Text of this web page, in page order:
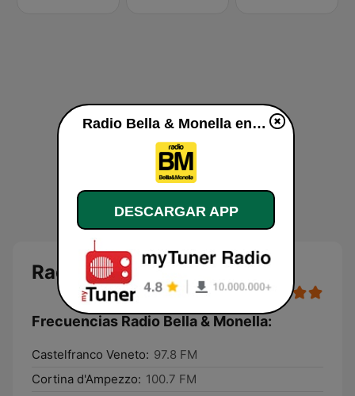
Radio Bella & Monella
Frecuencias Radio Bella & Monella:
Castelfranco Veneto: 97.8 FM
Cortina d'Ampezzo: 100.7 FM
Radio Bella & Monella en vivo
DESCARGAR APP